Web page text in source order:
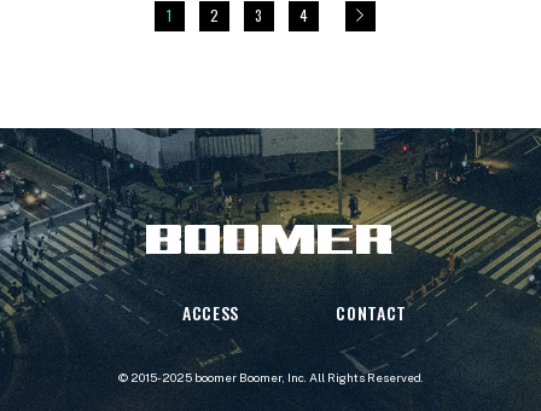
1 2 3 4
ACCESS CONTACT
© 2015-2025 boomer Boomer, Inc. All Rights Reserved.